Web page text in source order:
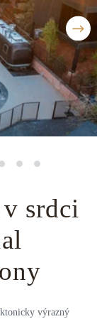
srdci
výrazný